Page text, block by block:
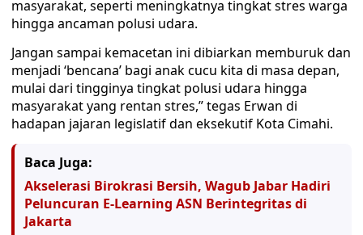
masyarakat, seperti meningkatnya tingkat stres warga
hingga ancaman polusi udara.
Jangan sampai kemacetan ini dibiarkan memburuk dan
menjadi ‘bencana’ bagi anak cucu kita di masa depan,
mulai dari tingginya tingkat polusi udara hingga
masyarakat yang rentan stres,” tegas Erwan di
hadapan jajaran legislatif dan eksekutif Kota Cimahi.
Baca Juga:
Akselerasi Birokrasi Bersih, Wagub Jabar Hadiri
Peluncuran E-Learning ASN Berintegritas di
Jakarta